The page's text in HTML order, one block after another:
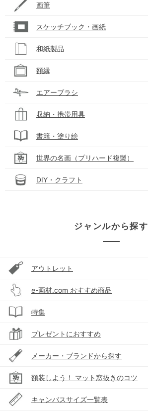
画筆
スケッチブック・画紙
和紙製品
額縁
エアーブラシ
収納・携帯用具
書籍・塗り絵
世界の名画（プリハード複製）
DIY・クラフト
ジャンルから探す
アウトレット
e-画材.com おすすめ商品
特集
プレゼントにおすすめ
メーカー・ブランドから探す
額装しよう！ マット窓抜きのコツ
キャンバスサイズ一覧表